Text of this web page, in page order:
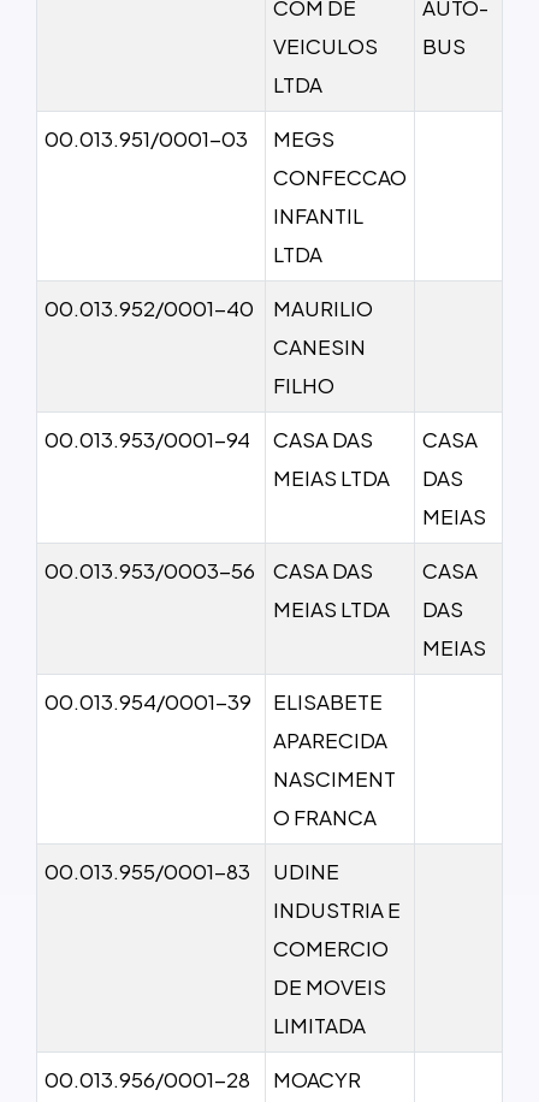
COM DE
VEICULOS
LTDA
AUTO-
BUS
00.013.951/0001-03
MEGS
CONFECCAO
INFANTIL
LTDA
00.013.952/0001-40
MAURILIO
CANESIN
FILHO
00.013.953/0001-94
CASA DAS
MEIAS LTDA
CASA
DAS
MEIAS
00.013.953/0003-56
CASA DAS
MEIAS LTDA
CASA
DAS
MEIAS
00.013.954/0001-39
ELISABETE
APARECIDA
NASCIMENT
O FRANCA
00.013.955/0001-83
UDINE
INDUSTRIA E
COMERCIO
DE MOVEIS
LIMITADA
00.013.956/0001-28
MOACYR